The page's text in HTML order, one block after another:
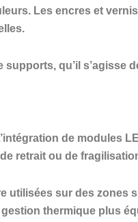
Les encres et
qu’il s’agisse
de modules
retrait ou de
utilisées sur des zones
thermique plus